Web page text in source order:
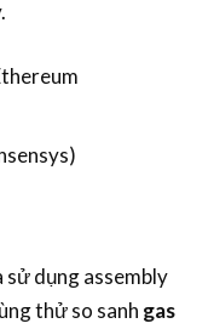
sử dụng assembly
thử so sanh gas